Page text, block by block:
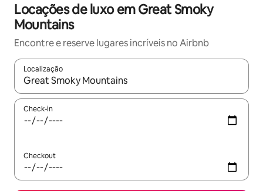
Locações de luxo em Great Smoky
Mountains
Encontre e reserve lugares incríveis no Airbnb
Localização
Quando os resultados estiverem disponíveis, explore-os
Check-in
Checkout